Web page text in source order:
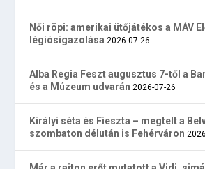
Női röpi: amerikai ütőjátékos a MÁV
légiósigazolása 2026-07-26
Alba Regia Feszt augusztus 7-től a
és a Múzeum udvarán 2026-07-26
Királyi séta és Fieszta – megtelt a
szombaton délután is Fehérváron